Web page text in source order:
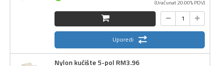
(Uračunat 20.00% PDV)
Uporedi
Nylon kućište 5-pol RM3.96